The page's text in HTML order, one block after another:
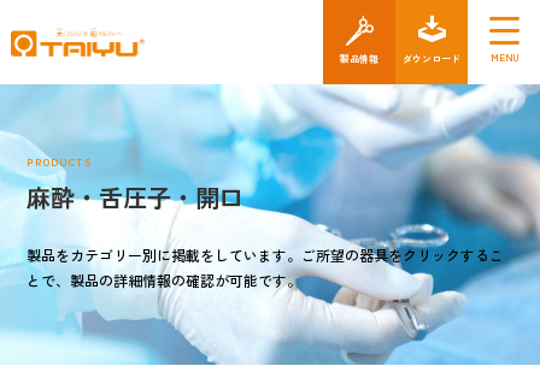
PRODUCTS
麻酔・舌圧子・開口
製品をカテゴリー別に掲載をしています。ご所望の器具をクリックするこ
とで、製品の詳細情報の確認が可能です。